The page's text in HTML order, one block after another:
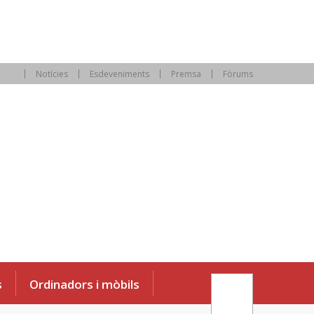
Notícies Esdeveniments Premsa Fòrums
Ordinadors i mòbils